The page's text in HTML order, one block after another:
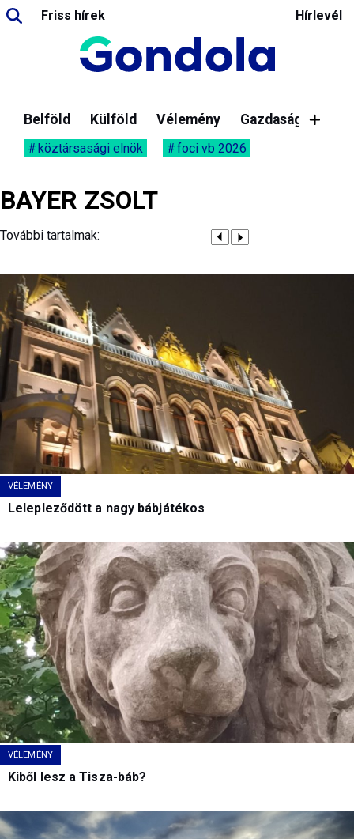
Friss hírek Hírlevél
Belföld Külföld Vélemény Gazdaság
köztársasági elnök foci vb 2026
BAYER ZSOLT
További tartalmak:
VÉLEMÉNY
Lelepleződött a nagy bábjátékos
VÉLEMÉNY
Kiből lesz a Tisza-báb?